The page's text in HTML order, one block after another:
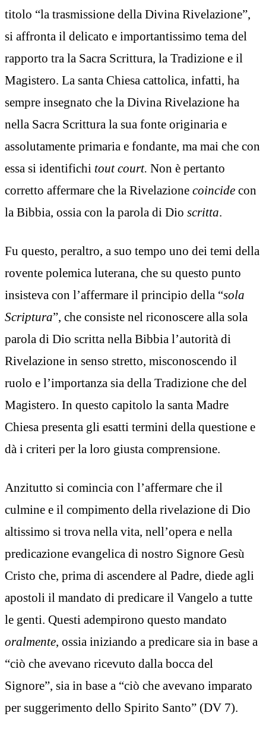
titolo “la trasmissione della Divina Rivelazione”,
si affronta il delicato e importantissimo tema del
rapporto tra la Sacra Scrittura, la Tradizione e il
Magistero. La santa Chiesa cattolica, infatti, ha
sempre insegnato che la Divina Rivelazione ha
nella Sacra Scrittura la sua fonte originaria e
assolutamente primaria e fondante, ma mai che con
essa si identifichi tout court. Non è pertanto
corretto affermare che la Rivelazione coincide con
la Bibbia, ossia con la parola di Dio scritta.
Fu questo, peraltro, a suo tempo uno dei temi della
rovente polemica luterana, che su questo punto
insisteva con l’affermare il principio della “sola
Scriptura”, che consiste nel riconoscere alla sola
parola di Dio scritta nella Bibbia l’autorità di
Rivelazione in senso stretto, misconoscendo il
ruolo e l’importanza sia della Tradizione che del
Magistero. In questo capitolo la santa Madre
Chiesa presenta gli esatti termini della questione e
dà i criteri per la loro giusta comprensione.
Anzitutto si comincia con l’affermare che il
culmine e il compimento della rivelazione di Dio
altissimo si trova nella vita, nell’opera e nella
predicazione evangelica di nostro Signore Gesù
Cristo che, prima di ascendere al Padre, diede agli
apostoli il mandato di predicare il Vangelo a tutte
le genti. Questi adempirono questo mandato
oralmente, ossia iniziando a predicare sia in base a
“ciò che avevano ricevuto dalla bocca del
Signore”, sia in base a “ciò che avevano imparato
per suggerimento dello Spirito Santo” (DV 7).